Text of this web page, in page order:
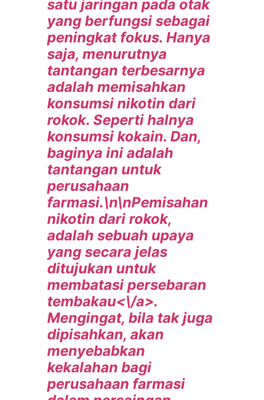
satu jaringan pada otak
yang berfungsi sebagai
peningkat fokus. Hanya
saja, menurutnya
tantangan terbesarnya
adalah memisahkan
konsumsi nikotin dari
rokok. Seperti halnya
konsumsi kokain. Dan,
baginya ini adalah
tantangan untuk
perusahaan
farmasi.\n\nPemisahan
nikotin dari rokok,
adalah sebuah upaya
yang secara jelas
ditujukan untuk
membatasi persebaran
tembakau<\/a>.
Mengingat, bila tak juga
dipisahkan, akan
menyebabkan
kekalahan bagi
perusahaan farmasi